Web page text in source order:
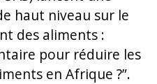
haut niveau sur le
des aliments :
pour réduire les
en Afrique ?”.